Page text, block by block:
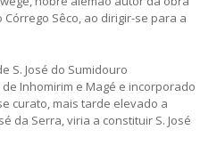
Sêco, ao dirigir-se para a
S. José do Sumidouro
Inhomirim e Magé e incorporado
curato, mais tarde elevado a
da Serra, viria a constituir S. José